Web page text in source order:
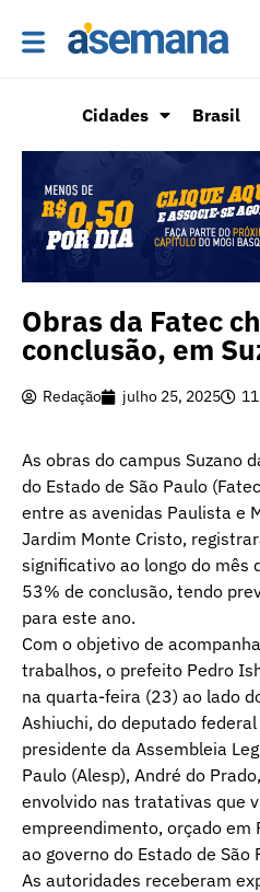
Cidades Brasil
Obras da Fatec
conclusão, em
Redação julho 25, 2025
As obras do campus Suzano
do Estado de São Paulo
entre as avenidas Paulista e
Jardim Monte Cristo,
significativo ao longo do mês
53% de conclusão, tendo
para este ano.
Com o objetivo de
trabalhos, o prefeito Pedro
na quarta-feira (23) ao lado
Ashiuchi, do deputado
presidente da Assembleia
Paulo (Alesp), André do
envolvido nas tratativas que
empreendimento, orçado
ao governo do Estado de São
As autoridades receberam